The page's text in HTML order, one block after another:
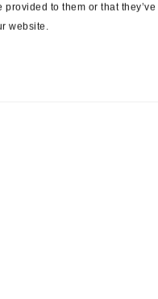
provided to them or that
website.